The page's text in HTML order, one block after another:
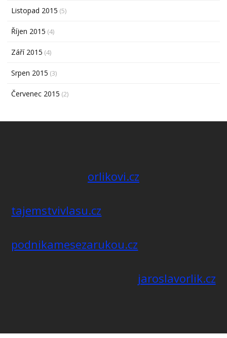
Listopad 2015 (5)
Říjen 2015 (4)
Září 2015 (4)
Srpen 2015 (3)
Červenec 2015 (2)
orlikovi.cz
tajemstvivlasu.cz
podnikamesezarukou.cz
jaroslavorlik.cz